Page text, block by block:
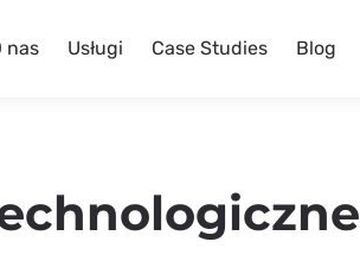
nas Usługi Case Studies Blog